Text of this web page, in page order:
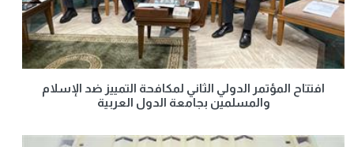
افتتاح المؤتمر الدولي الثاني لمكافحة التمييز ضد الإسلام
والمسلمين بجامعة الدول العربية